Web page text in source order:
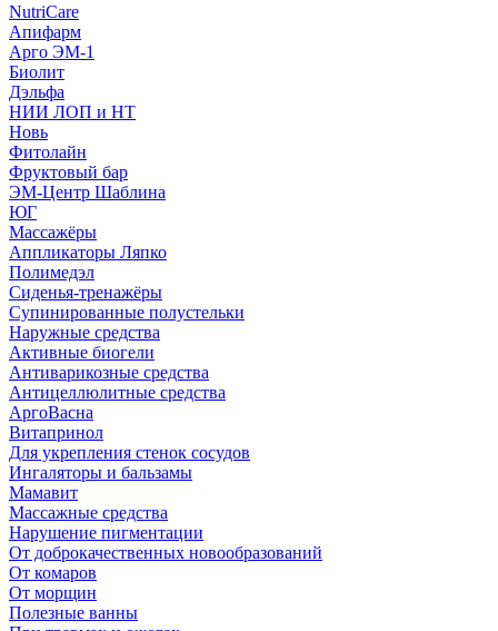
NutriCare
Апифарм
Арго ЭМ-1
Биолит
Дэльфа
НИИ ЛОП и НТ
Новь
Фитолайн
Фруктовый бар
ЭМ-Центр Шаблина
ЮГ
Массажёры
Аппликаторы Ляпко
Полимедэл
Сиденья-тренажёры
Супинированные полустельки
Наружные средства
Активные биогели
Антиварикозные средства
Антицеллюлитные средства
АргоВасна
Витапринол
Для укрепления стенок сосудов
Ингаляторы и бальзамы
Мамавит
Массажные средства
Нарушение пигментации
От доброкачественных новообразований
От комаров
От морщин
Полезные ванны